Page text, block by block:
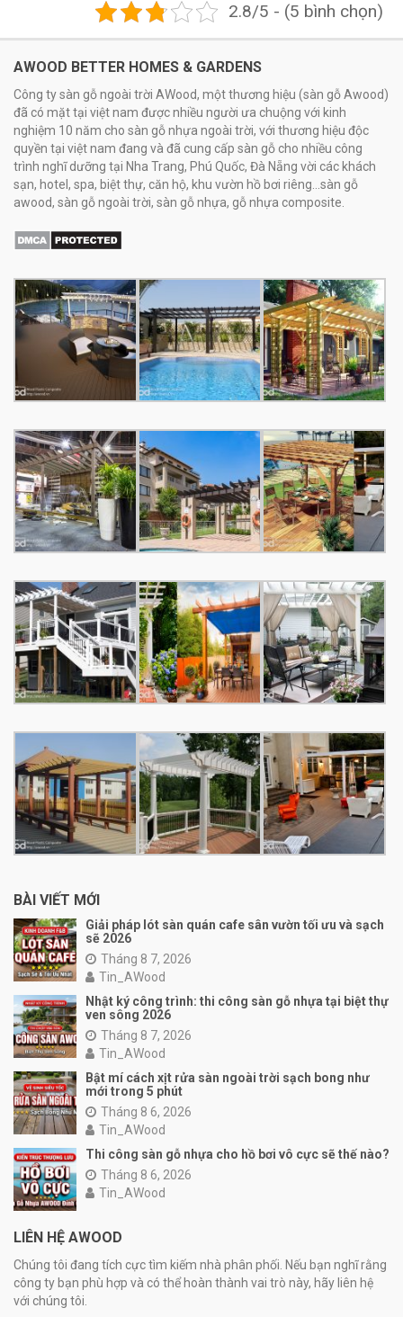
2.8/5 - (5 bình chọn)
AWOOD BETTER HOMES & GARDENS
Công ty sàn gỗ ngoài trời AWood, một thương hiệu (sàn gỗ Awood)
đã có mặt tại việt nam được nhiều người ưa chuộng với kinh
nghiệm 10 năm cho sàn gỗ nhựa ngoài trời, với thương hiệu độc
quyền tại việt nam đang và đã cung cấp sàn gỗ cho nhiều công
trình nghĩ dưỡng tại Nha Trang, Phú Quốc, Đà Nẵng vời các khách
sạn, hotel, spa, biệt thự, căn hộ, khu vườn hồ bơi riêng...sàn gỗ
awood, sàn gỗ ngoài trời, sàn gỗ nhựa, gỗ nhựa composite.
BÀI VIẾT MỚI
Giải pháp lót sàn quán cafe sân vườn tối ưu và sạch
sẽ 2026
Tháng 8 7, 2026
Tin_AWood
Nhật ký công trình: thi công sàn gỗ nhựa tại biệt thự
ven sông 2026
Tháng 8 7, 2026
Tin_AWood
Bật mí cách xịt rửa sàn ngoài trời sạch bong như
mới trong 5 phút
Tháng 8 6, 2026
Tin_AWood
Thi công sàn gỗ nhựa cho hồ bơi vô cực sẽ thế nào?
Tháng 8 6, 2026
Tin_AWood
LIÊN HỆ AWOOD
Chúng tôi đang tích cực tìm kiếm nhà phân phối. Nếu bạn nghĩ rằng
công ty bạn phù hợp và có thể hoàn thành vai trò này, hãy liên hệ
với chúng tôi.